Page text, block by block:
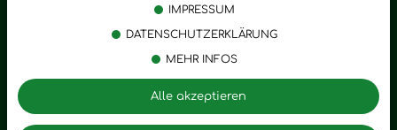
IMPRESSUM
DATENSCHUTZERKLÄRUNG
MEHR INFOS
Alle akzeptieren
Zuhause
Stress
Entspannung
Trauer
Romantik